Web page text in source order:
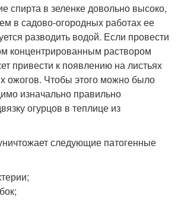
спирта в зеленке довольно высоко,
в садово-огородных работах ее
разводить водой. Если провести
концентрированным раствором
привести к появлению на листьях
ожогов. Чтобы этого можно было
изначально правильно
огурцов в теплице из
следующие патогенные